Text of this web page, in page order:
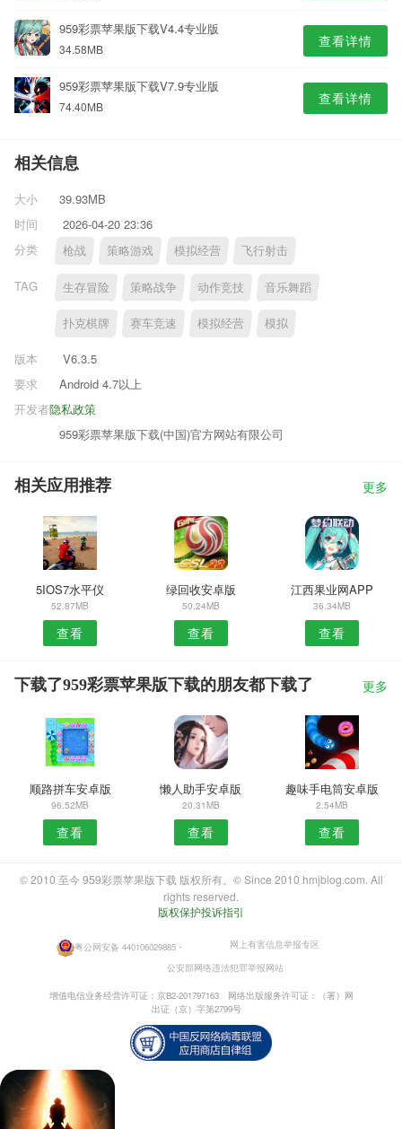
959彩票苹果版下载V4.4专业版
34.58MB 查看详情
959彩票苹果版下载V7.9专业版
74.40MB 查看详情
相关信息
大小
39.93MB
时间
2026-04-20 23:36
分类
枪战 策略游戏 模拟经营 飞行射击
TAG 生存冒险 策略战争 动作竞技 音乐舞蹈
扑克棋牌 赛车竞速 模拟经营 模拟
版本
V6.3.5
要求
Android 4.7以上
隐私政策
开发者
959彩票苹果版下载(中国)官方网站有限公司
相关应用推荐 更多
5IOS7水平仪
52.87MB
查看
绿回收安卓版
50.24MB
查看
江西果业网APP
36.34MB
查看
下载了959彩票苹果版下载的朋友都下载了 更多
顺路拼车安卓版
96.52MB
查看
懒人助手安卓版
20.31MB
查看
趣味手电筒安卓版
2.54MB
查看
© 2010 至今 959彩票苹果版下载 版权所有。© Since 2010 hmjblog.com. All
rights reserved.
版权保护投诉指引
粤公网安备 440106029885・
网上有害信息举报专区
公安部网络违法犯罪举报网站
增值电信业务经营许可证：京B2-201797163
网络出版服务许可证：（署）网
出证（京）字第2799号